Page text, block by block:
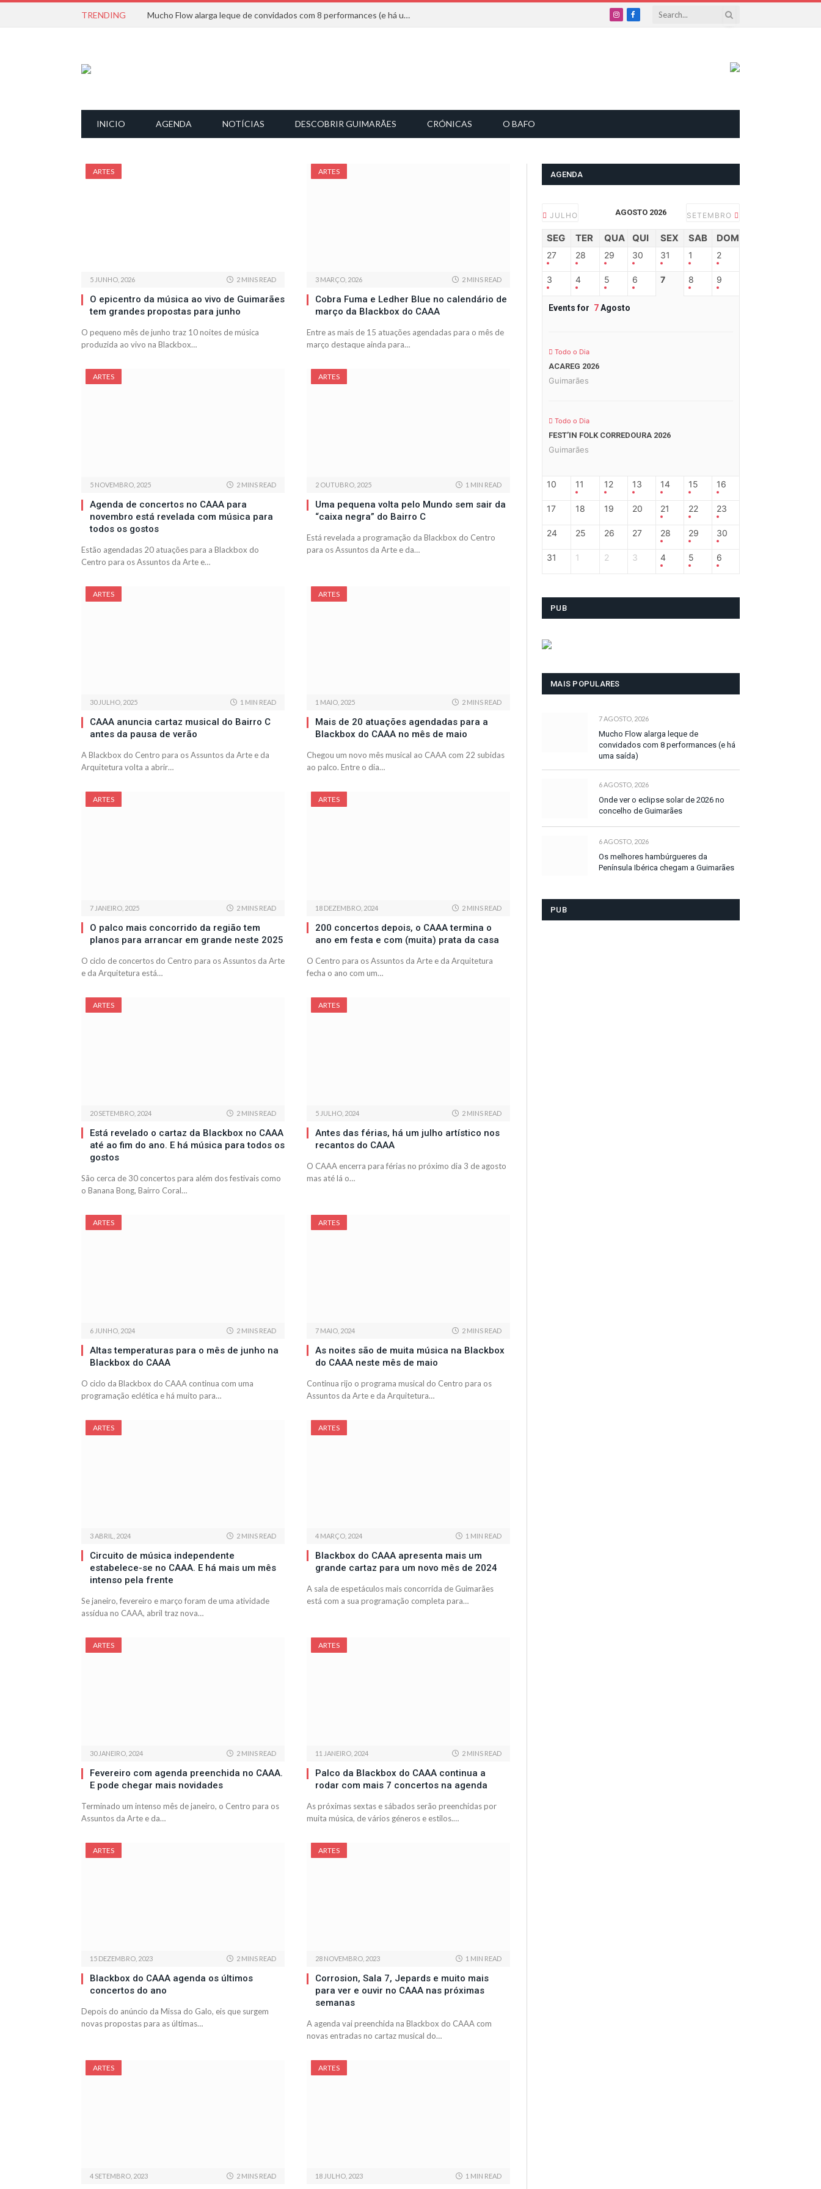
TRENDING Mucho Flow alarga leque de convidados com 8 performances (e há uma saída)
InstagramFacebook
INICIO AGENDA NOTÍCIAS DESCOBRIR GUIMARÃES CRÓNICAS O BAFO
ARTES
5 JUNHO, 2026 2 MINS READ
O epicentro da música ao vivo de Guimarães
tem grandes propostas para junho
O pequeno mês de junho traz 10 noites de música
produzida ao vivo na Blackbox…
ARTES
3 MARÇO, 2026 2 MINS READ
Cobra Fuma e Ledher Blue no calendário de
março da Blackbox do CAAA
Entre as mais de 15 atuações agendadas para o mês de
março destaque ainda para…
ARTES
5 NOVEMBRO, 2025 2 MINS READ
Agenda de concertos no CAAA para
novembro está revelada com música para
todos os gostos
Estão agendadas 20 atuações para a Blackbox do
Centro para os Assuntos da Arte e…
ARTES
2 OUTUBRO, 2025 1 MIN READ
Uma pequena volta pelo Mundo sem sair da
“caixa negra” do Bairro C
Está revelada a programação da Blackbox do Centro
para os Assuntos da Arte e da…
ARTES
30 JULHO, 2025 1 MIN READ
CAAA anuncia cartaz musical do Bairro C
antes da pausa de verão
A Blackbox do Centro para os Assuntos da Arte e da
Arquitetura volta a abrir…
ARTES
1 MAIO, 2025 2 MINS READ
Mais de 20 atuações agendadas para a
Blackbox do CAAA no mês de maio
Chegou um novo mês musical ao CAAA com 22 subidas
ao palco. Entre o dia…
ARTES
7 JANEIRO, 2025 2 MINS READ
O palco mais concorrido da região tem
planos para arrancar em grande neste 2025
O ciclo de concertos do Centro para os Assuntos da Arte
e da Arquitetura está…
ARTES
18 DEZEMBRO, 2024 2 MINS READ
200 concertos depois, o CAAA termina o
ano em festa e com (muita) prata da casa
O Centro para os Assuntos da Arte e da Arquitetura
fecha o ano com um…
ARTES
20 SETEMBRO, 2024 2 MINS READ
Está revelado o cartaz da Blackbox no CAAA
até ao fim do ano. E há música para todos os
gostos
São cerca de 30 concertos para além dos festivais como
o Banana Bong, Bairro Coral…
ARTES
5 JULHO, 2024 2 MINS READ
Antes das férias, há um julho artístico nos
recantos do CAAA
O CAAA encerra para férias no próximo dia 3 de agosto
mas até lá o…
ARTES
6 JUNHO, 2024 2 MINS READ
Altas temperaturas para o mês de junho na
Blackbox do CAAA
O ciclo da Blackbox do CAAA continua com uma
programação eclética e há muito para…
ARTES
7 MAIO, 2024 2 MINS READ
As noites são de muita música na Blackbox
do CAAA neste mês de maio
Continua rijo o programa musical do Centro para os
Assuntos da Arte e da Arquitetura…
ARTES
3 ABRIL, 2024 2 MINS READ
Circuito de música independente
estabelece-se no CAAA. E há mais um mês
intenso pela frente
Se janeiro, fevereiro e março foram de uma atividade
assídua no CAAA, abril traz nova…
ARTES
4 MARÇO, 2024 1 MIN READ
Blackbox do CAAA apresenta mais um
grande cartaz para um novo mês de 2024
A sala de espetáculos mais concorrida de Guimarães
está com a sua programação completa para…
ARTES
30 JANEIRO, 2024 2 MINS READ
Fevereiro com agenda preenchida no CAAA.
E pode chegar mais novidades
Terminado um intenso mês de janeiro, o Centro para os
Assuntos da Arte e da…
ARTES
11 JANEIRO, 2024 2 MINS READ
Palco da Blackbox do CAAA continua a
rodar com mais 7 concertos na agenda
As próximas sextas e sábados serão preenchidas por
muita música, de vários géneros e estilos.…
ARTES
15 DEZEMBRO, 2023 2 MINS READ
Blackbox do CAAA agenda os últimos
concertos do ano
Depois do anúncio da Missa do Galo, eis que surgem
novas propostas para as últimas…
ARTES
28 NOVEMBRO, 2023 1 MIN READ
Corrosion, Sala 7, Jepards e muito mais
para ver e ouvir no CAAA nas próximas
semanas
A agenda vai preenchida na Blackbox do CAAA com
novas entradas no cartaz musical do…
ARTES
4 SETEMBRO, 2023 2 MINS READ
ARTES
18 JULHO, 2023 1 MIN READ
AGENDA
JULHO AGOSTO 2026 SETEMBRO
SEG TER QUA QUI SEX SAB DOM
27 28 29 30 31 1 2
3 4 5 6 7 8 9
Events for 7Agosto
Todo o Dia
ACAREG 2026
Guimarães
Todo o Dia
FEST’IN FOLK CORREDOURA 2026
Guimarães
10 11 12 13 14 15 16
17 18 19 20 21 22 23
24 25 26 27 28 29 30
31 1 2 3 4 5 6
PUB
MAIS POPULARES
7 AGOSTO, 2026
Mucho Flow alarga leque de
convidados com 8 performances (e há
uma saída)
6 AGOSTO, 2026
Onde ver o eclipse solar de 2026 no
concelho de Guimarães
6 AGOSTO, 2026
Os melhores hambúrgueres da
Península Ibérica chegam a Guimarães
PUB